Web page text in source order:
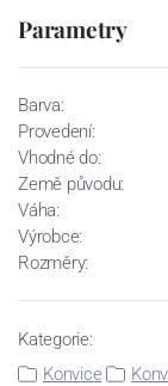
Parametry
Barva:
Provedení:
Vhodné do:
Země původu:
Váha:
Výrobce:
Rozměry:
Kategorie:
Konvice